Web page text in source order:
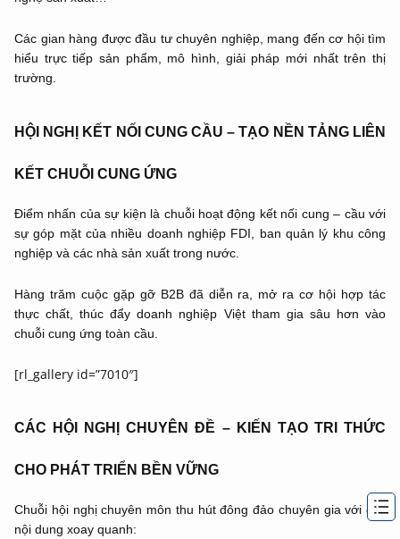
Các gian hàng được đầu tư chuyên nghiệp, mang đến cơ hội tìm
hiểu trực tiếp sản phẩm, mô hình, giải pháp mới nhất trên thị
trường.
HỘI NGHỊ KẾT NỐI CUNG CẦU – TẠO NỀN TẢNG LIÊN
KẾT CHUỖI CUNG ỨNG
Điểm nhấn của sự kiện là chuỗi hoạt động kết nối cung – cầu với
sự góp mặt của nhiều doanh nghiệp FDI, ban quản lý khu công
nghiệp và các nhà sản xuất trong nước.
Hàng trăm cuộc gặp gỡ B2B đã diễn ra, mở ra cơ hội hợp tác
thực chất, thúc đẩy doanh nghiệp Việt tham gia sâu hơn vào
chuỗi cung ứng toàn cầu.
[rl_gallery id=”7010″]
CÁC HỘI NGHỊ CHUYÊN ĐỀ – KIẾN TẠO TRI THỨC
CHO PHÁT TRIỂN BỀN VỮNG
Chuỗi hội nghị chuyên môn thu hút đông đảo chuyên gia với các
nội dung xoay quanh: